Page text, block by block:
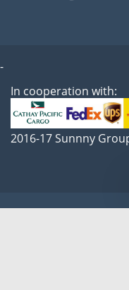
-
In cooperation with:
2016-17 Sunnny